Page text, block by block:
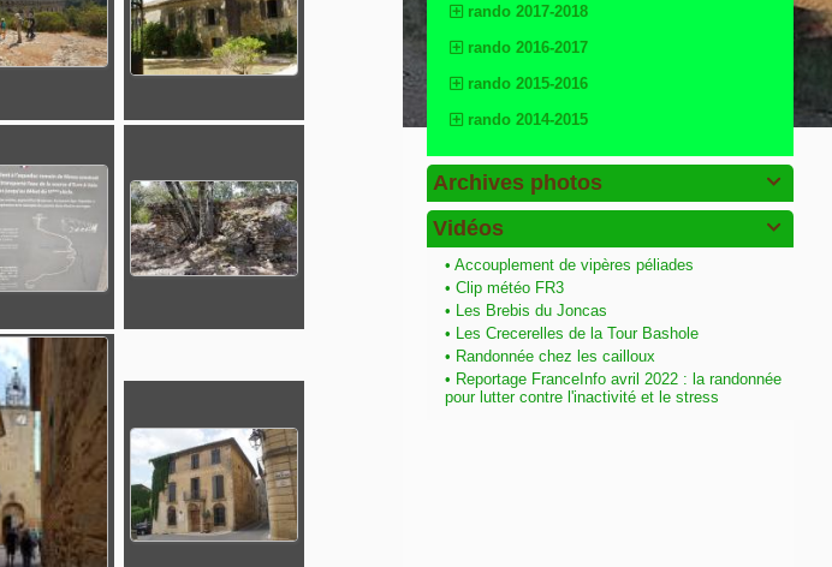
rando 2017-2018
rando 2016-2017
rando 2015-2016
rando 2014-2015

Archives photos

Vidéos
• Accouplement de vipères péliades
• Clip météo FR3
• Les Brebis du Joncas
• Les Crecerelles de la Tour Bashole
• Randonnée chez les cailloux
• Reportage FranceInfo avril 2022 : la randonnée
pour lutter contre l'inactivité et le stress